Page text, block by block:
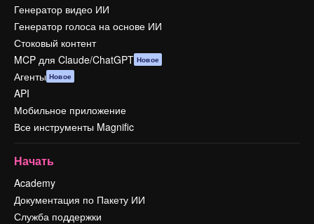
Генератор видео ИИ
Генератор голоса на основе ИИ
Стоковый контент
MCP для Claude/ChatGPT Новое
Агенты Новое
API
Мобильное приложение
Все инструменты Magnific
Начать
Academy
Документация по Пакету ИИ
Служба поддержки